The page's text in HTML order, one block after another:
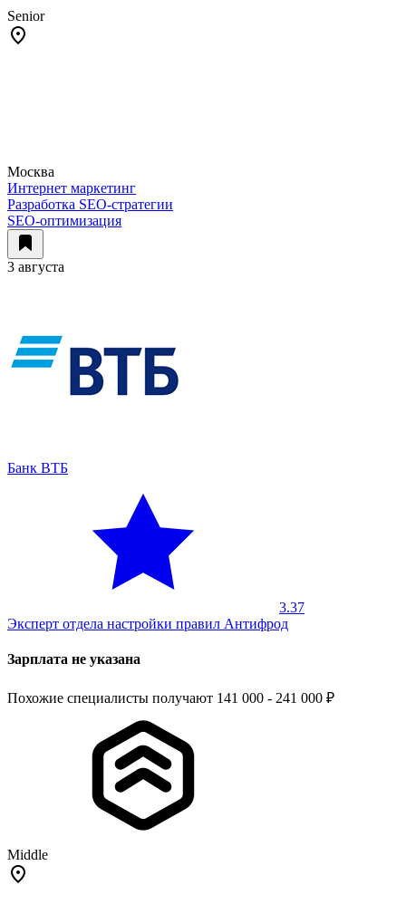
Senior
Москва
Интернет маркетинг
Разработка SEO-стратегии
SEO-оптимизация
3 августа
Банк ВТБ
3.37
Эксперт отдела настройки правил Антифрод
Зарплата не указана
Похожие специалисты получают 141 000 - 241 000 ₽
Middle